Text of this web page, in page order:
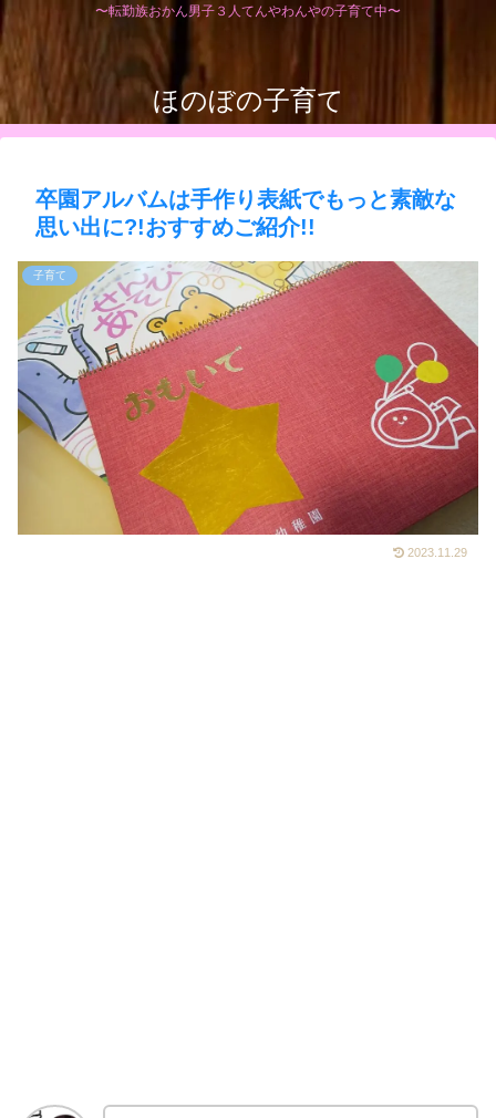
〜転勤族おかん男子３人てんやわんやの子育て中〜
ほのぼの子育て
卒園アルバムは手作り表紙でもっと素敵な
思い出に?!おすすめご紹介!!
子育て
2023.11.29